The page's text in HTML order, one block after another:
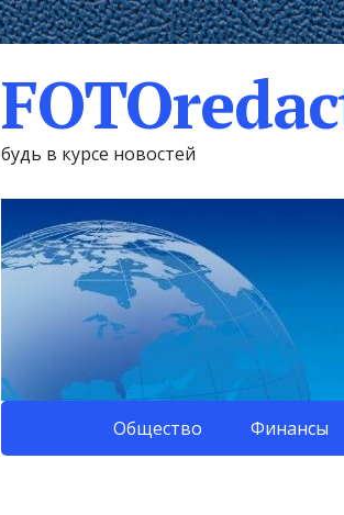
будь в курсе новостей
Общество Финансы